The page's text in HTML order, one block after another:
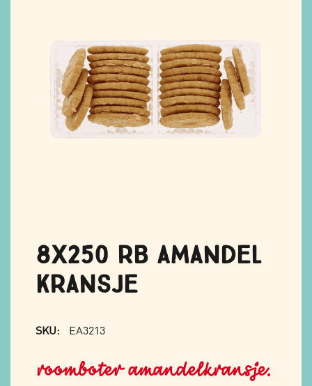
8X250 RB AMANDEL
KRANSJE
SKU: EA3213
roomboter amandelkransje.